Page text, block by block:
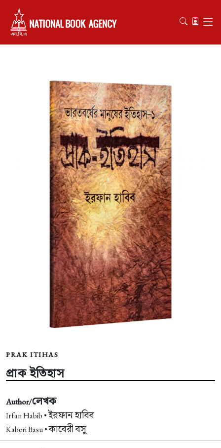
PRAK ITIHAS
প্রাক ইতিহাস
Author/লেখক
Irfan Habib •ইরফান হাবিব
Kaberi Basu •কাবেরী বসু